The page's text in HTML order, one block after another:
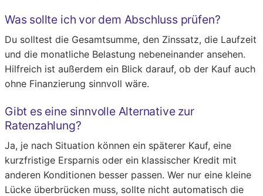
Was sollte ich vor dem Abschluss prüfen?
Du solltest die Gesamtsumme, den Zinssatz, die Laufzeit
und die monatliche Belastung nebeneinander ansehen.
Hilfreich ist außerdem ein Blick darauf, ob der Kauf auch
ohne Finanzierung sinnvoll wäre.
Gibt es eine sinnvolle Alternative zur
Ratenzahlung?
Ja, je nach Situation können ein späterer Kauf, eine
kurzfristige Ersparnis oder ein klassischer Kredit mit
anderen Konditionen besser passen. Wer nur eine kleine
Lücke überbrücken muss, sollte nicht automatisch die